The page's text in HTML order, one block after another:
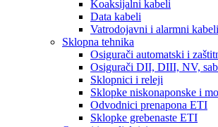
Koaksijalni kabeli
Data kabeli
Vatrodojavni i alarmni kabeli
Sklopna tehnika
Osigurači automatski i
Osigurači DII, DIII, NV,
Sklopnici i releji
Sklopke niskonaponske i
Odvodnici prenapona ETI
Sklopke grebenaste ETI